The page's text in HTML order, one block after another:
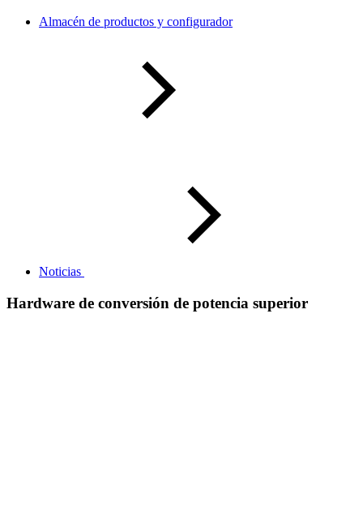
Almacén de productos y configurador
Noticias
Hardware de conversión de potencia superior